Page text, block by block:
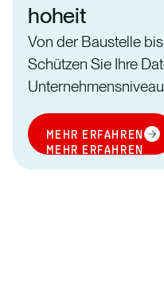
hoheit
Von der Baustelle
Schützen Sie Ihre
MEHR ERFAHREN
MEHR ERFAHREN